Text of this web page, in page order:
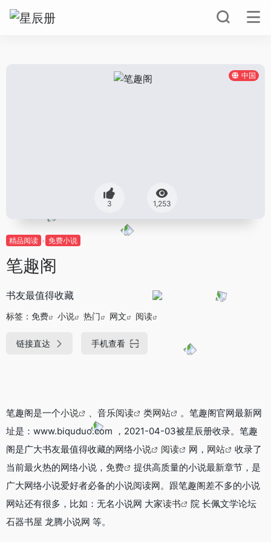
中国
3 1,253
精品阅读 免费小说
笔趣阁
书友最值得收藏
标签： 免费 小说 热门 网文 阅读
链接直达 手机查看
笔趣阁是一个小说 、音乐阅读 类网站
。笔趣阁官网最新网
址是：www.biquduo.com ，2021-04-03被星辰册收录。笔趣
阁是广大书友最值得收藏的网络小说 阅读 网， 网站
收录了
当前最火热的网络小说， 免费
提供高质量的小说最新章节，是
广大网络小说爱好者必备的小说阅读网。跟笔趣阁差不多的小说
网站还有很多，比如：无名小说网 大家读书
院 长佩文学论坛
石器书屋 龙腾小说网 等。